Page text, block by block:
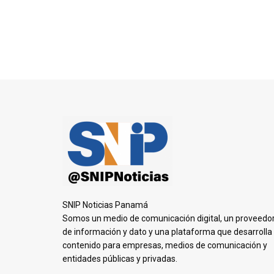
SNIP Noticias Panamá
Somos un medio de comunicación digital, un
de información y dato y una plataforma que desarrolla
contenido para empresas, medios de comunicación y
entidades públicas y privadas.